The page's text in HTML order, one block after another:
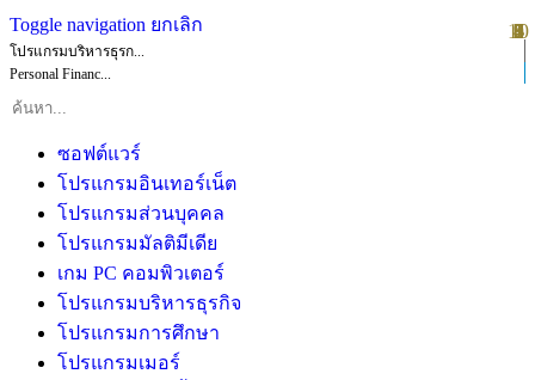
Toggle navigation ยกเลิก
โปรแกรมบริหารธุรก...
Personal Financ...
ซอฟต์แวร์
โปรแกรมอินเทอร์เน็ต
โปรแกรมส่วนบุคคล
โปรแกรมมัลติมีเดีย
เกม PC คอมพิวเตอร์
โปรแกรมบริหารธุรกิจ
โปรแกรมการศึกษา
โปรแกรมเมอร์
1
2
3
4
5
6
7
8
9
10